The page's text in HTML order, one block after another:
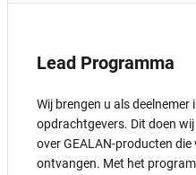
Lead Programma
Wij brengen u als
opdrachtgevers. Dit doen
over GEALAN-producten
ontvangen. Met het